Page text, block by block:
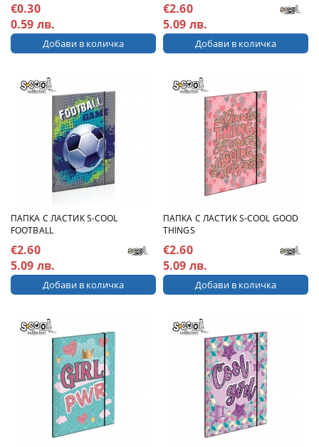
€0.30
0.59 лв.
€2.60
5.09 лв.
ПАПКА С ЛАСТИК S-COOL
FOOTBALL
€2.60
5.09 лв.
ПАПКА С ЛАСТИК S-COOL GOOD
THINGS
€2.60
5.09 лв.